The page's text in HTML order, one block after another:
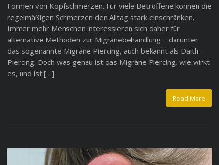
Formen von Kopfschmerzen. Für viele Betroffene können die
regelmäßigen Schmerzen den Alltag stark einschränken.
Immer mehr Menschen interessieren sich daher für
alternative Methoden zur Migränebehandlung – darunter
das sogenannte Migräne Piercing, auch bekannt als Daith-
Piercing. Doch was genau ist das Migräne Piercing, wie wirkt
es, und ist […]
Read More